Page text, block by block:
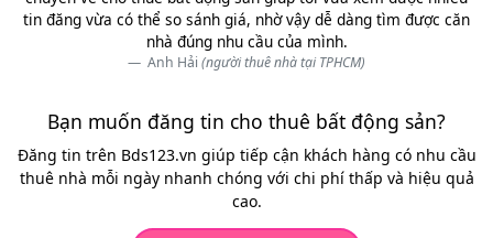
tin đăng vừa có thể so sánh giá, nhờ vậy dễ dàng tìm được căn
nhà đúng nhu cầu của mình.
Anh Hải (người thuê nhà tại TPHCM)
Bạn muốn đăng tin cho thuê bất động sản?
Đăng tin trên Bds123.vn giúp tiếp cận khách hàng có nhu cầu
thuê nhà mỗi ngày nhanh chóng với chi phí thấp và hiệu quả
cao.